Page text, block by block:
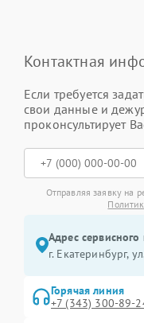
Контактная
Если требуется
свои данные и
проконсультирует
Отправляя заявку на
Адрес сервисного
г. Екатеринбург,
Горячая линия
+7 (343) 300-89-